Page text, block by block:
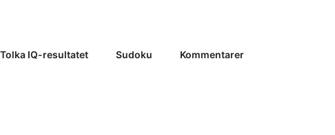
Tolka IQ-resultatet Sudoku Kommentarer